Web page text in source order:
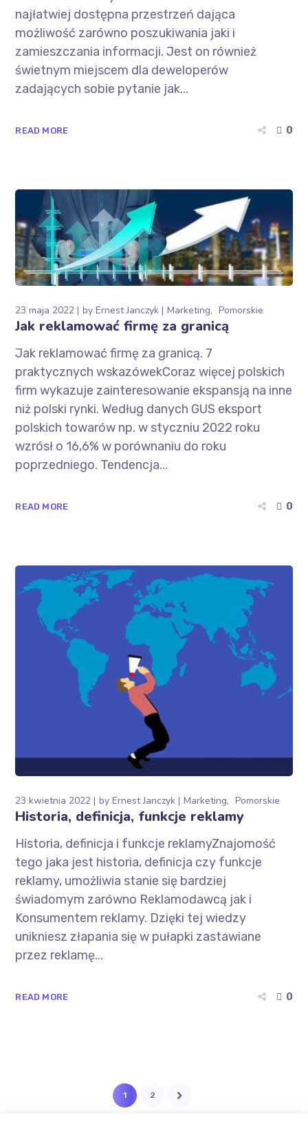
najłatwiej dostępna przestrzeń dająca
możliwość zarówno poszukiwania jaki i
zamieszczania informacji. Jest on również
świetnym miejscem dla deweloperów
zadających sobie pytanie jak...
READ MORE 0
23 maja 2022 byErnest Janczyk Marketing Pomorskie
Jak reklamować firmę za granicą
Jak reklamować firmę za granicą. 7
praktycznych wskazówekCoraz więcej polskich
firm wykazuje zainteresowanie ekspansją na inne
niż polski rynki. Według danych GUS eksport
polskich towarów np. w styczniu 2022 roku
wzrósł o 16,6% w porównaniu do roku
poprzedniego. Tendencja...
READ MORE 0
23 kwietnia 2022 byErnest Janczyk Marketing Pomorskie
Historia, definicja, funkcje reklamy
Historia, definicja i funkcje reklamyZnajomość
tego jaka jest historia, definicja czy funkcje
reklamy, umożliwia stanie się bardziej
świadomym zarówno Reklamodawcą jak i
Konsumentem reklamy. Dzięki tej wiedzy
unikniesz złapania się w pułapki zastawiane
przez reklamę...
READ MORE 0
1 2